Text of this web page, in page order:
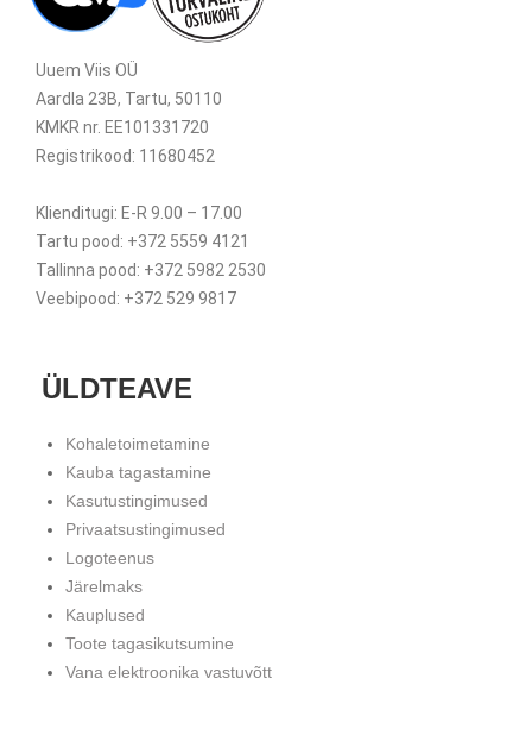
Uuem Viis OÜ
Aardla 23B, Tartu, 50110
KMKR nr. EE101331720
Registrikood: 11680452
Klienditugi: E-R 9.00 – 17.00
Tartu pood: +372 5559 4121
Tallinna pood: +372 5982 2530
Veebipood: +372 529 9817
ÜLDTEAVE
Kohaletoimetamine
Kauba tagastamine
Kasutustingimused
Privaatsustingimused
Logoteenus
Järelmaks
Kauplused
Toote tagasikutsumine
Vana elektroonika vastuvõtt